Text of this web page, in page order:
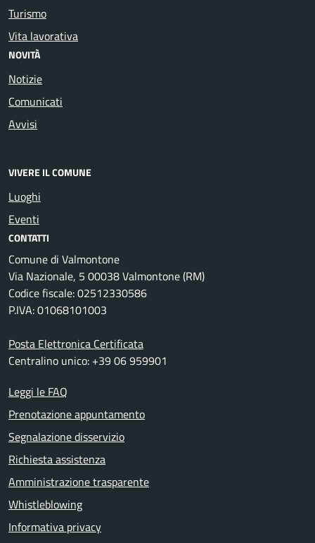
Turismo
Vita lavorativa
NOVITÀ
Notizie
Comunicati
Avvisi
VIVERE IL COMUNE
Luoghi
Eventi
CONTATTI
Comune di Valmontone
Via Nazionale, 5 00038 Valmontone (RM)
Codice fiscale: 02512330586
P.IVA: 01068101003
Posta Elettronica Certificata
Centralino unico: +39 06 959901
Leggi le FAQ
Prenotazione appuntamento
Segnalazione disservizio
Richiesta assistenza
Amministrazione trasparente
Whistleblowing
Informativa privacy